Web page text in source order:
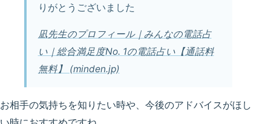
りがとうございました
凪先生のプロフィール｜みんなの電話占
い｜総合満足度No. 1の電話占い【通話料
無料】 (minden.jp)
お相手の気持ちを知りたい時や、今後のアドバイスがほし